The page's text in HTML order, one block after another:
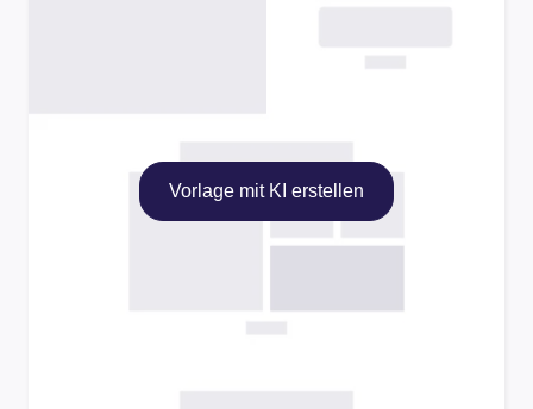
Vorlage mit KI erstellen